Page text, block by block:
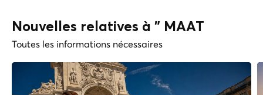
Nouvelles relatives à " MAAT
Toutes les informations nécessaires